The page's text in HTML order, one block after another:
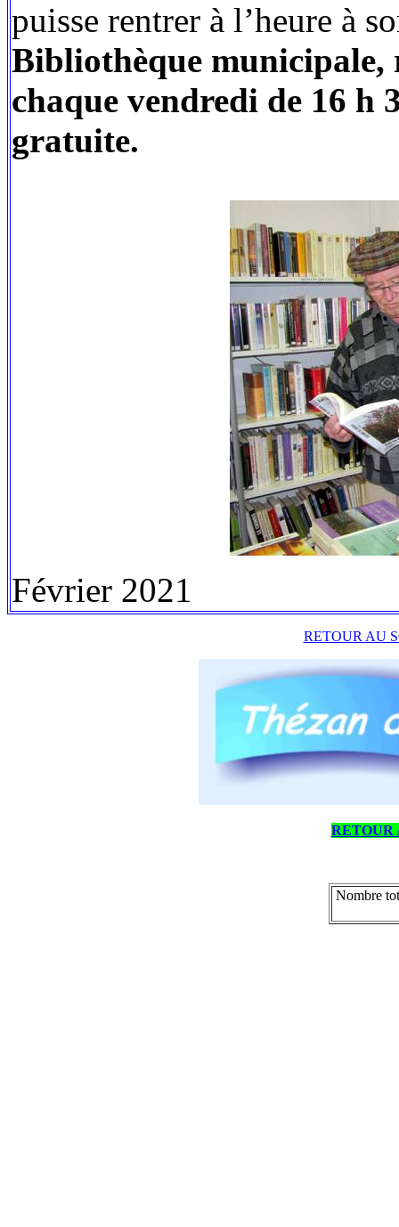
puisse rentrer à l’heure à
Bibliothèque
chaque vendredi de 16 h
gratuite.
Février 2021
RETOUR AU
RETOUR
Nombre